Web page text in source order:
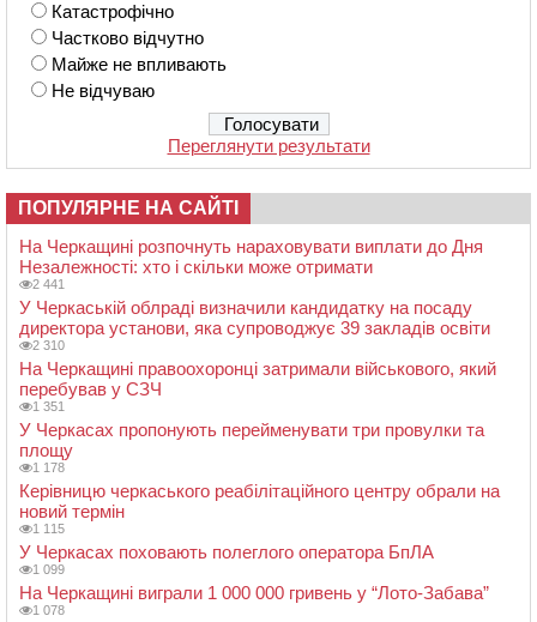
Катастрофічно
Частково відчутно
Майже не впливають
Не відчуваю
Переглянути результати
ПОПУЛЯРНЕ НА САЙТІ
На Черкащині розпочнуть нараховувати виплати до Дня
Незалежності: хто і скільки може отримати
2 441
У Черкаській облраді визначили кандидатку на посаду
директора установи, яка супроводжує 39 закладів освіти
2 310
На Черкащині правоохоронці затримали військового, який
перебував у СЗЧ
1 351
У Черкасах пропонують перейменувати три провулки та
площу
1 178
Керівницю черкаського реабілітаційного центру обрали на
новий термін
1 115
У Черкасах поховають полеглого оператора БпЛА
1 099
На Черкащині виграли 1 000 000 гривень у “Лото-Забава”
1 078